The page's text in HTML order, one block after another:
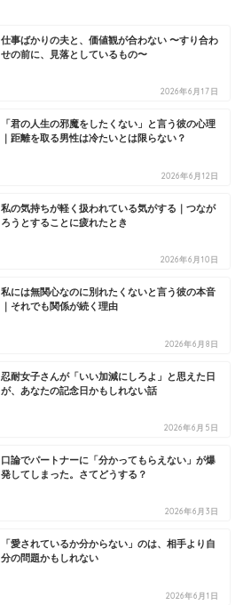
仕事ばかりの夫と、価値観が合わない 〜すり合わ
せの前に、見落としているもの〜
2026年6月17日
「君の人生の邪魔をしたくない」と言う彼の心理
｜距離を取る男性は冷たいとは限らない？
2026年6月12日
私の気持ちが軽く扱われている気がする｜つなが
ろうとすることに疲れたとき
2026年6月10日
私には無関心なのに別れたくないと言う彼の本音
｜それでも関係が続く理由
2026年6月8日
忍耐女子さんが「いい加減にしろよ」と思えた日
が、あなたの記念日かもしれない話
2026年6月5日
口論でパートナーに「分かってもらえない」が爆
発してしまった。さてどうする？
2026年6月3日
「愛されているか分からない」のは、相手より自
分の問題かもしれない
2026年6月1日